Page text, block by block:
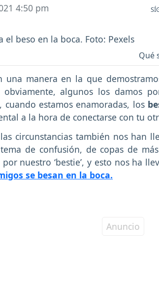
4:50 pm
Qué
una manera en la que
obviamente, algunos los damos
cuando estamos enamoradas, los
a la hora de conectarse con tu
circunstancias también nos han
de confusión, de copas de
nuestro ‘bestie’, y esto nos ha
se besan en la boca.